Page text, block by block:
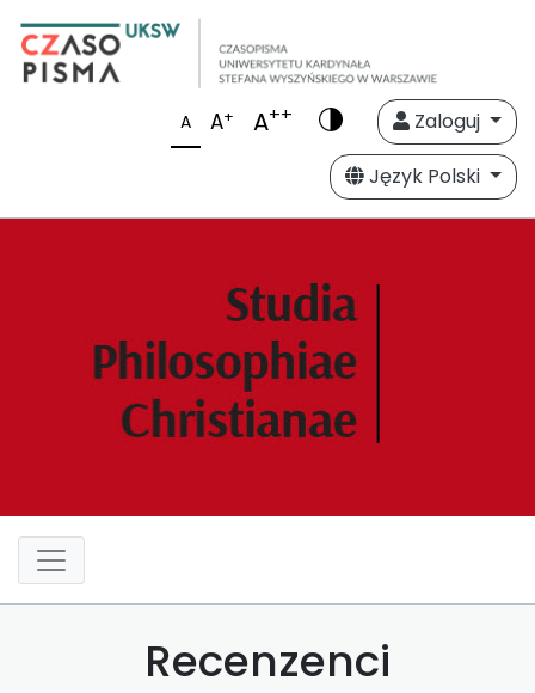
A A+ A++
Zaloguj
Język Polski
Recenzenci